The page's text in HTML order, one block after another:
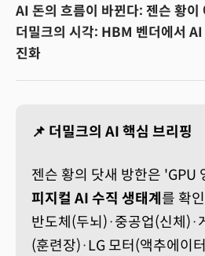
AI 돈의 흐름이 바뀐다: 젠슨 황이
더밀크의 시각: HBM 벤더에서 AI
진화
📌 더밀크의 AI 핵심 브리핑
젠슨 황의 닷새 방한은 'GPU
피지컬 AI 수직 생태계 를 확
반도체(두뇌)·중공업(신체)·
(훈련장)·LG 모터(액추에이